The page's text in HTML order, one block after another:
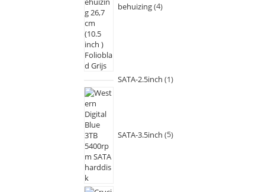
behuizing 4
SATA-2.5inch 1
SATA-3.5inch 5